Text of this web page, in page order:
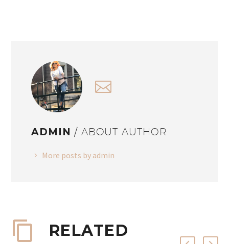
ADMIN / ABOUT AUTHOR
More posts by admin
RELATED